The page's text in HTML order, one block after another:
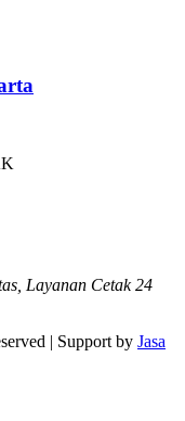
Layanan Cetak 24
| Support by Jasa